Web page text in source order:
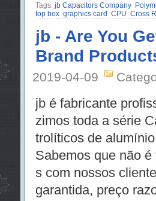
Tags: jb Capacitors Company
top box graphics card CPU Cross
jb - Are You
Brand
2019-04-09
jb é fabricante
zimos toda a série
trolíticos de
Sabemos que não
s com nossos
garantida, preço